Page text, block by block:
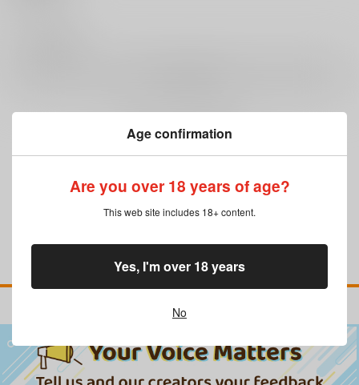
まだレビューはありません
Age confirmation
Are you over 18 years of age?
This web site includes 18+ content.
No
Yes, I'm over 18 years